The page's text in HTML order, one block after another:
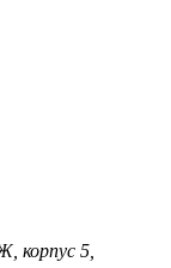
корпус 5,